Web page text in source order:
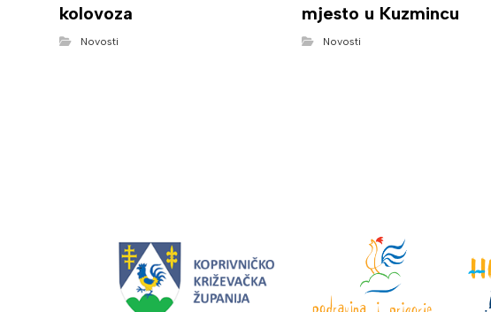
kolovoza
Novosti
mjesto u Kuzmincu
Novosti